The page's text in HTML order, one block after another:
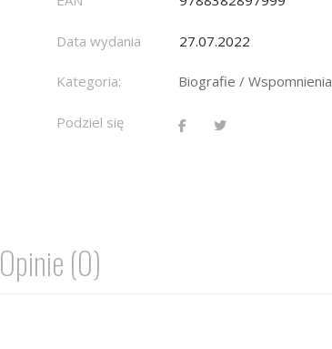
Data wydania 27.07.2022
Kategoria: Biografie / Wspomnienia
Podziel się
Opinie (0)